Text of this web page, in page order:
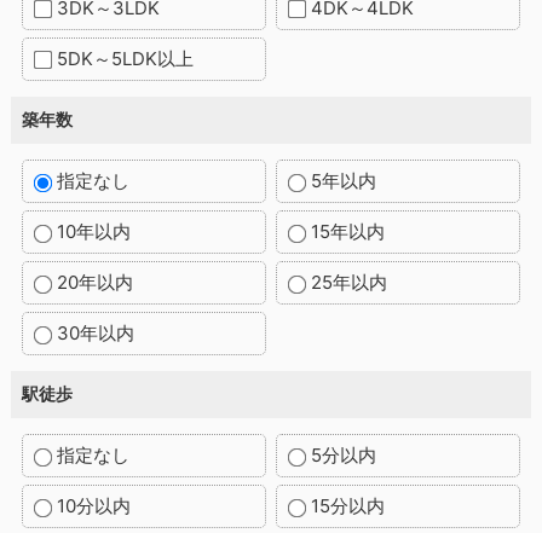
3DK～3LDK 4DK～4LDK
5DK～5LDK以上
築年数
指定なし 5年以内
10年以内 15年以内
20年以内 25年以内
30年以内
駅徒歩
指定なし 5分以内
10分以内 15分以内